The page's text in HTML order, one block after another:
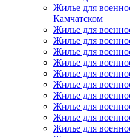
Жилье для
Камчатском
Жилье для
Жилье для
Жилье для
Жилье для
Жилье для
Жилье для
Жилье для
Жилье для
Жилье для
Жилье для